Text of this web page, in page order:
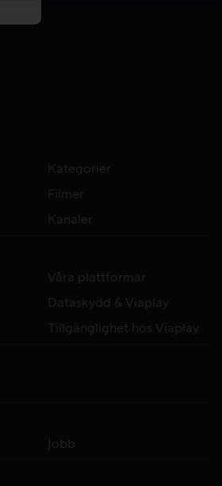
Kategorier
Filmer
Kanaler
Våra plattformar
Dataskydd & Viaplay
Tillgänglighet hos Viaplay
Jobb